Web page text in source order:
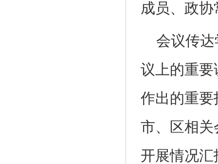
成员、政
会议传
议上的重要
作出的重
市、区相关
开展情况